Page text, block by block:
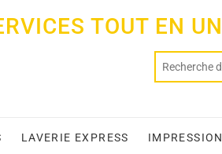
TOUT EN UN
LAVERIE EXPRESS IMPRESSION